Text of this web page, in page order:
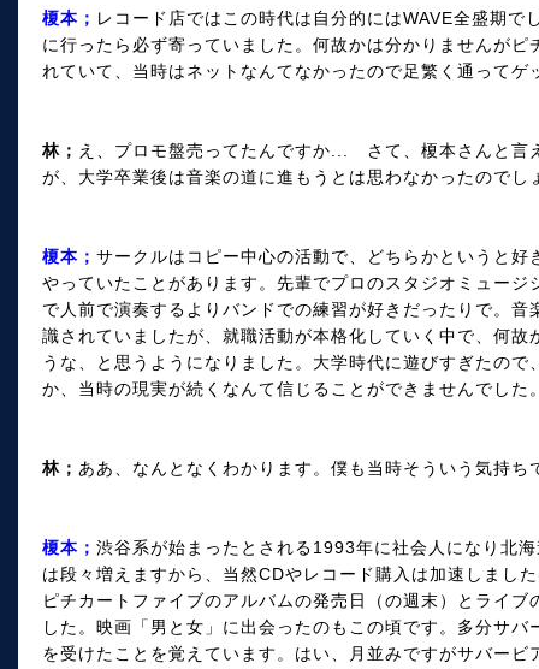
榎本； レコード店ではこの時代は自分的にはWAVE全盛期
に行ったら必ず寄っていました。何故かは分かりませんが
れていて、当時はネットなんてなかったので足繁く通ってゲ
林； え、プロモ盤売ってたんですか... さて、榎本さんと言
が、大学卒業後は音楽の道に進もうとは思わなかったのでし
榎本； サークルはコピー中心の活動で、どちらかというと
やっていたことがあります。先輩でプロのスタジオミュー
で人前で演奏するよりバンドでの練習が好きだったりで。
識されていましたが、就職活動が本格化していく中で、何
うな、と思うようになりました。大学時代に遊びすぎたの
か、当時の現実が続くなんて信じることができませんでした
林； ああ、なんとなくわかります。僕も当時そういう気持ち
榎本； 渋谷系が始まったとされる1993年に社会人になり北
は段々増えますから、当然CDやレコード購入は加速しまし
ピチカートファイブのアルバムの発売日（の週末）とライ
した。映画「男と女」に出会ったのもこの頃です。多分サ
を受けたことを覚えています。はい、月並みですがサバー